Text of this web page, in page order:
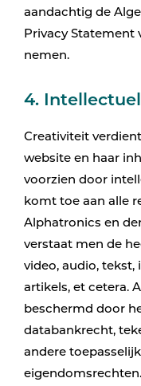
aandachtig de
Privacy Statement
nemen.
4.
Creativiteit
website en haar
voorzien door
komt toe aan alle
Alphatronics en
verstaat men de
video, audio, tekst,
artikels, et cetera.
beschermd door
databankrecht,
andere